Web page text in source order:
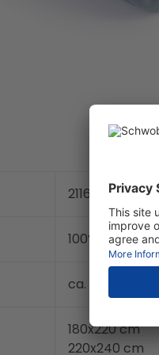
21168
100% Polyester
ca. 350 g/m
180x220 cm
220x240 cm